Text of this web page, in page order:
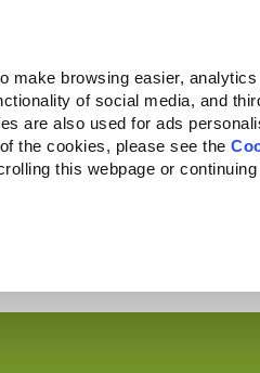
make browsing easier,
of social media, and
are also used for ads
the cookies, please see the
this webpage or
for Life L'appel à